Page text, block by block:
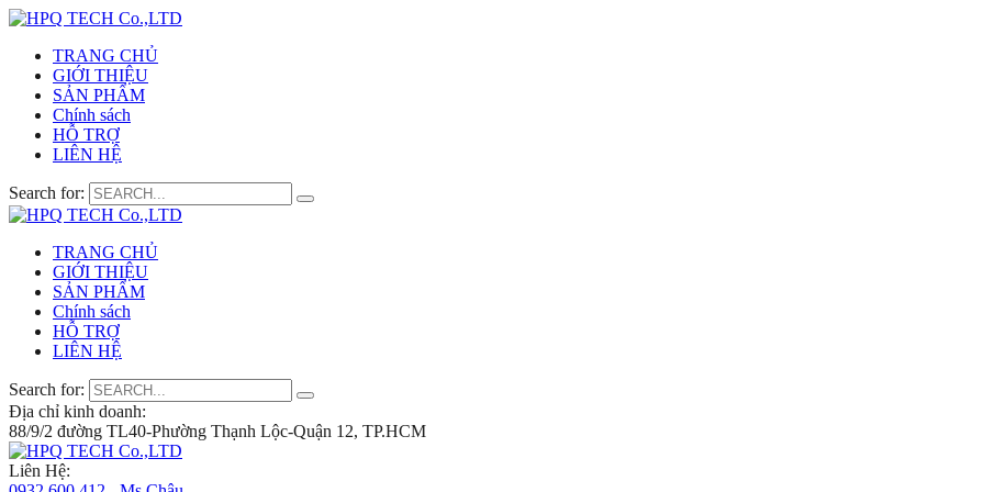
TRANG CHỦ
GIỚI THIỆU
SẢN PHẨM
Chính sách
HỖ TRỢ
LIÊN HỆ
Search for:
TRANG CHỦ
GIỚI THIỆU
SẢN PHẨM
Chính sách
HỖ TRỢ
LIÊN HỆ
Search for:
Địa chỉ kinh doanh:
88/9/2 đường TL40-Phường Thạnh Lộc-Quận 12, TP.HCM
Liên Hệ: